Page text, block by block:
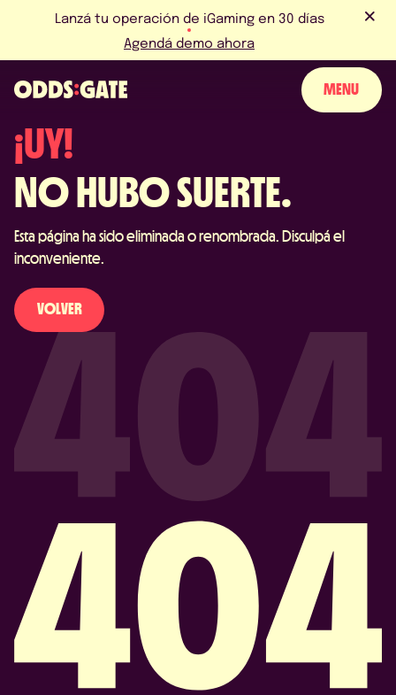
Lanzá tu operación de iGaming en 30 días
Agendá demo ahora
MENU
PRODUCTO
BLOG
NOTICIAS Y EVENTOS
LICENCIAS Y CERTIFICACIONES
PERGUNTAS FRECUENTES
CONTACTO
PROGRAMÁ UNA DEMO
¡UY!
NO HUBO SUERTE.
Esta página ha sido eliminada o renombrada. Disculpá el
inconveniente.
VOLVER